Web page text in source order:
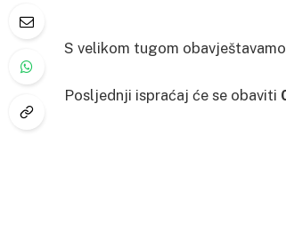
S velikom tugom
Posljednji ispraćaj će se obaviti